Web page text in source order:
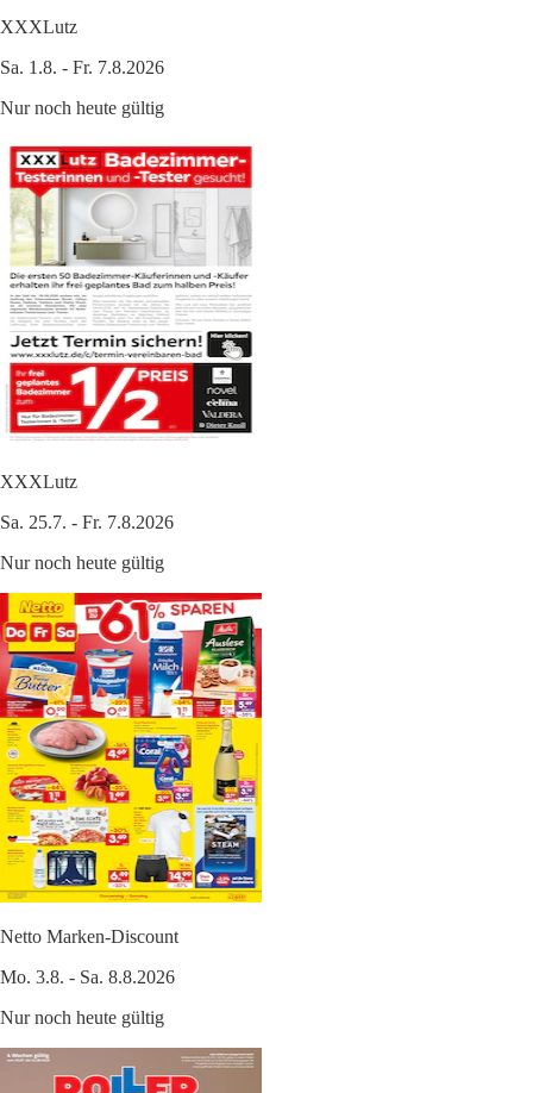
XXXLutz
Sa. 1.8. - Fr. 7.8.2026
Nur noch heute gültig
XXXLutz
Sa. 25.7. - Fr. 7.8.2026
Nur noch heute gültig
Netto Marken-Discount
Mo. 3.8. - Sa. 8.8.2026
Nur noch heute gültig